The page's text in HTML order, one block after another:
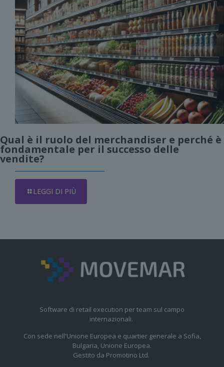
Qual è il ruolo del merchandiser e perché è
fondamentale per il successo delle
vendite?
LEGGI DI PIÙ
Software di retail execution per team sul campo
internazionali.
Con sede nell'Unione Europea e quartier generale a Sofia,
Bulgaria, Unione Europea.
Gestito da Promotino Ltd.